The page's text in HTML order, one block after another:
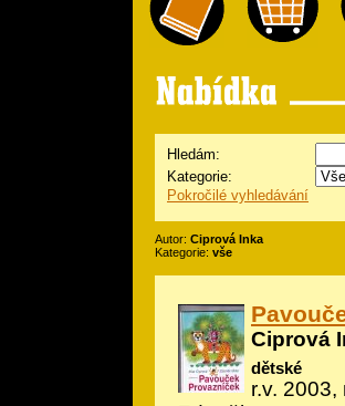
Hledám:
Kategorie:
Pokročilé vyhledávání
Autor: Ciprová Inka
Kategorie: vše
Ciprová
dětské
r.v.